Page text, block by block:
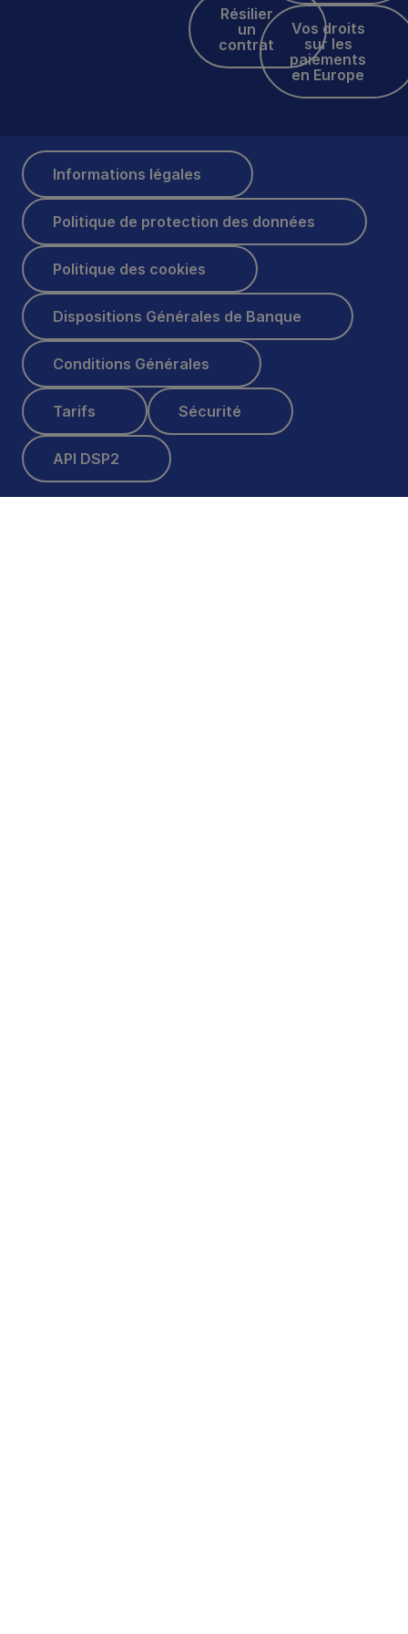
Résilier
un
contrat
Vos droits sur les
Vos droits
sur les
paiements
en Europe
Informations légales
Informations légales
Politique de protection des données
Politique de protection des données
Politique des cookies
Politique des cookies
Dispositions Générales de Banque
Dispositions Générales de Banque
Conditions Générales
Conditions Générales
Tarifs
Tarifs
Sécurité
Sécurité
API DSP2
API DSP2